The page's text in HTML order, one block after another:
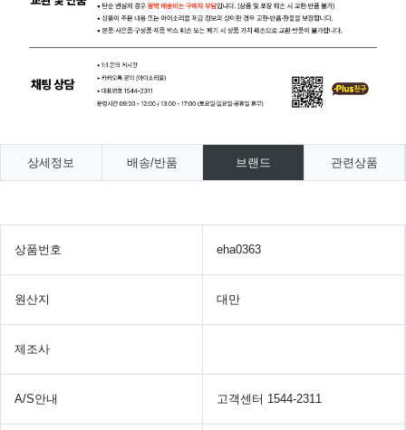
상세정보 배송/반품 브랜드 관련상품
상품번호 eha0363
원산지 대만
제조사
A/S안내 고객센터 1544-2311